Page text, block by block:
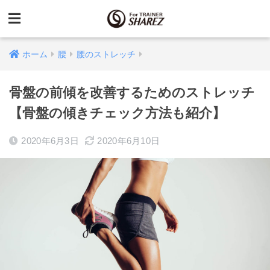
ホーム 腰 腰のストレッチ
骨盤の前傾を改善するためのストレッチ
【骨盤の傾きチェック方法も紹介】
2020年6月3日 2020年6月10日